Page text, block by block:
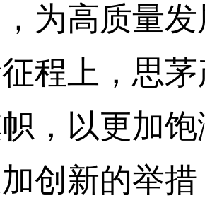
为高质量
上，思茅
，以更加
创新的举